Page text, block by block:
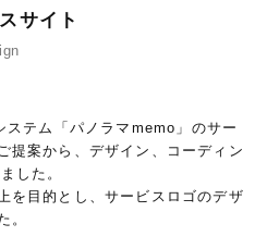
サイト
テム「パノラマmemo」のサー
提案から、デザイン、コーディン
した。
を目的とし、サービスロゴのデザ
。